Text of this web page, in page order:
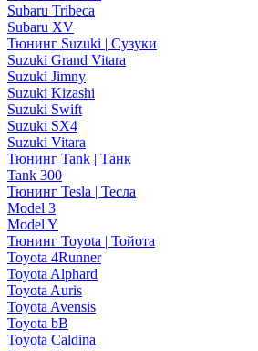
Subaru Tribeca
Subaru XV
Тюнинг Suzuki | Сузуки
Suzuki Grand Vitara
Suzuki Jimny
Suzuki Kizashi
Suzuki Swift
Suzuki SX4
Suzuki Vitara
Тюнинг Tank | Танк
Tank 300
Тюнинг Tesla | Тесла
Model 3
Model Y
Тюнинг Toyota | Тойота
Toyota 4Runner
Toyota Alphard
Toyota Auris
Toyota Avensis
Toyota bB
Toyota Caldina